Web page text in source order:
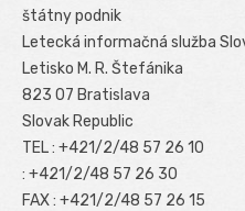
štátny podnik
Letecká informačná služba
Letisko M. R. Štefánika
823 07 Bratislava
Slovak Republic
TEL : +421/2/48 57 26 10
: +421/2/48 57 26 30
FAX : +421/2/48 57 26 15